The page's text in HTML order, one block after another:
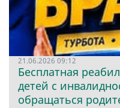
21.06.2026 09:12
Бесплатная
детей с
обращаться